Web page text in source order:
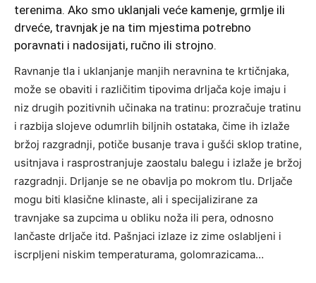
terenima. Ako smo uklanjali veće kamenje, grmlje ili
drveće, travnjak je na tim mjestima potrebno
poravnati i nadosijati, ručno ili strojno.
Ravnanje tla i uklanjanje manjih neravnina te krtičnjaka,
može se obaviti i različitim tipovima drljača koje imaju i
niz drugih pozitivnih učinaka na tratinu: prozračuje tratinu
i razbija slojeve odumrlih biljnih ostataka, čime ih izlaže
bržoj razgradnji, potiče busanje trava i gušći sklop tratine,
usitnjava i rasprostranjuje zaostalu balegu i izlaže je bržoj
razgradnji. Drljanje se ne obavlja po mokrom tlu. Drljače
mogu biti klasične klinaste, ali i specijalizirane za
travnjake sa zupcima u obliku noža ili pera, odnosno
lančaste drljače itd. Pašnjaci izlaze iz zime oslabljeni i
iscrpljeni niskim temperaturama, golomrazicama…